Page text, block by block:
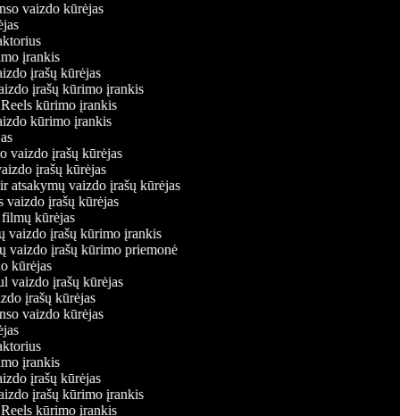
vaizdo kūrėjas
įrankis
įrašų kūrėjas
įrašų kūrimo įrankis
Reels kūrimo įrankis
kūrimo įrankis
vaizdo įrašų kūrėjas
įrašų kūrėjas
atsakymų vaizdo įrašų kūrėjas
vaizdo įrašų kūrėjas
filmų kūrėjas
vaizdo įrašų kūrimo įrankis
vaizdo įrašų kūrimo priemonė
kūrėjas
vaizdo įrašų kūrėjas
įrašų kūrėjas
vaizdo kūrėjas
įrankis
įrašų kūrėjas
įrašų kūrimo įrankis
Reels kūrimo įrankis